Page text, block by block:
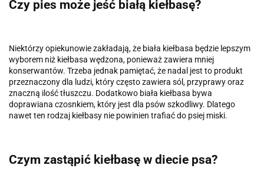
Czy pies może jeść białą kiełbasę?
Niektórzy opiekunowie zakładają, że biała kiełbasa będzie lepszym
wyborem niż kiełbasa wędzona, ponieważ zawiera mniej
konserwantów. Trzeba jednak pamiętać, że nadal jest to produkt
przeznaczony dla ludzi, który często zawiera sól, przyprawy oraz
znaczną ilość tłuszczu. Dodatkowo biała kiełbasa bywa
doprawiana czosnkiem, który jest dla psów szkodliwy. Dlatego
nawet ten rodzaj kiełbasy nie powinien trafiać do psiej miski.
Czym zastąpić kiełbasę w diecie psa?